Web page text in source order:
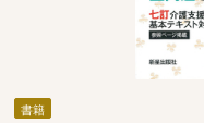
書籍